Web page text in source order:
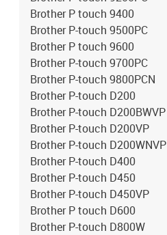
Brother P touch 9400
Brother P-touch 9500PC
Brother P touch 9600
Brother P-touch 9700PC
Brother P-touch 9800PCN
Brother P-touch D200
Brother P-touch D200BWVP
Brother P-touch D200VP
Brother P-touch D200WNVP
Brother P-touch D400
Brother P-touch D450
Brother P-touch D450VP
Brother P touch D600
Brother P-touch D800W